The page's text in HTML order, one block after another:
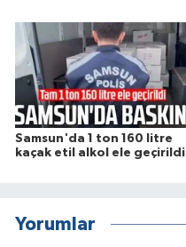
Samsun'da 1 ton 160 litre
kaçak etil alkol ele geçirildi
Yorumlar